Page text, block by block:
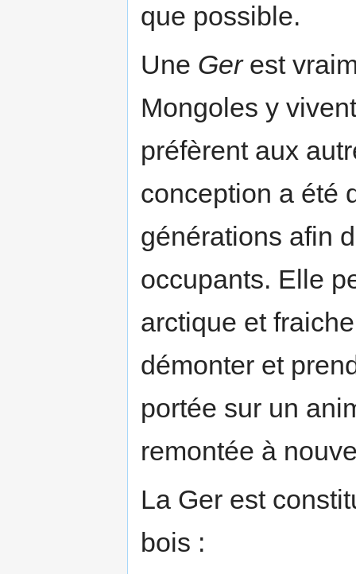
que possible.
Une Gerest
Mongoles y
préfèrent aux
conception a été
générations afin
occupants. Elle
arctique et
démonter et
portée sur un
remontée à
La Ger est
bois :